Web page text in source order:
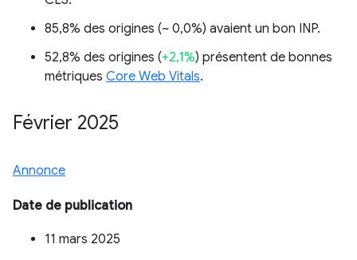
85,8% des origines (~ 0,0%) avaient un bon INP.
52,8% des origines (+2,1%) présentent de bonnes
métriques Core Web Vitals.
Février 2025
Annonce
Date de publication
11 mars 2025